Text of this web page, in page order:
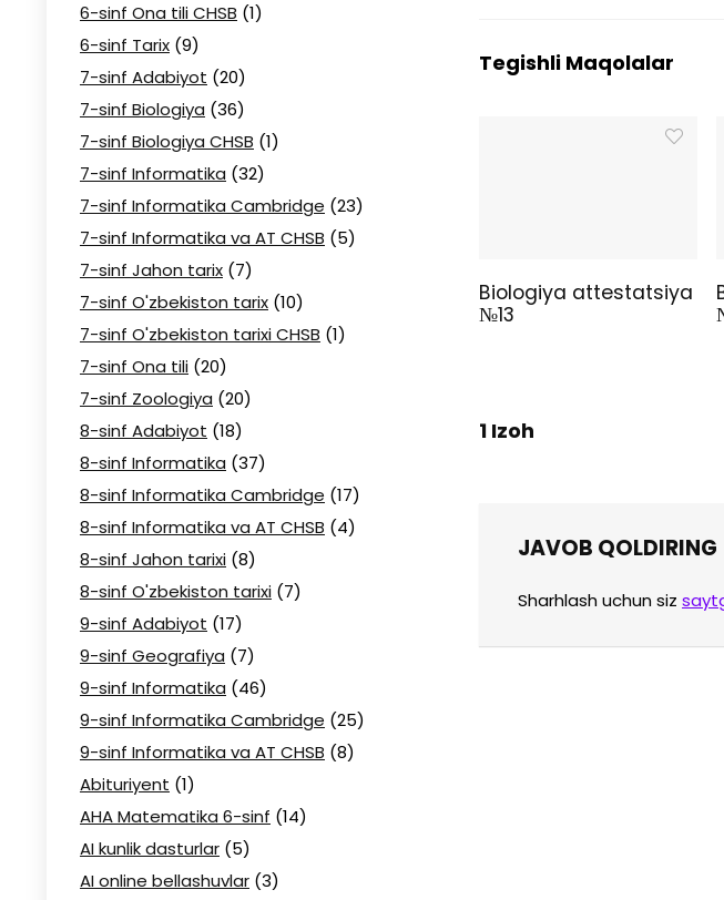
Tegishli Maqolalar
Biologiya attestatsiya
№13
1 Izoh
JAVOB QOLDIRING
Sharhlash uchun siz
6-sinf Ona tili CHSB (1)
6-sinf Tarix (9)
7-sinf Adabiyot (20)
7-sinf Biologiya (36)
7-sinf Biologiya CHSB (1)
7-sinf Informatika (32)
7-sinf Informatika Cambridge (23)
7-sinf Informatika va AT CHSB (5)
7-sinf Jahon tarix (7)
7-sinf O'zbekiston tarix (10)
7-sinf O'zbekiston tarixi CHSB (1)
7-sinf Ona tili (20)
7-sinf Zoologiya (20)
8-sinf Adabiyot (18)
8-sinf Informatika (37)
8-sinf Informatika Cambridge (17)
8-sinf Informatika va AT CHSB (4)
8-sinf Jahon tarixi (8)
8-sinf O'zbekiston tarixi (7)
9-sinf Adabiyot (17)
9-sinf Geografiya (7)
9-sinf Informatika (46)
9-sinf Informatika Cambridge (25)
9-sinf Informatika va AT CHSB (8)
Abituriyent (1)
AHA Matematika 6-sinf (14)
AI kunlik dasturlar (5)
AI online bellashuvlar (3)